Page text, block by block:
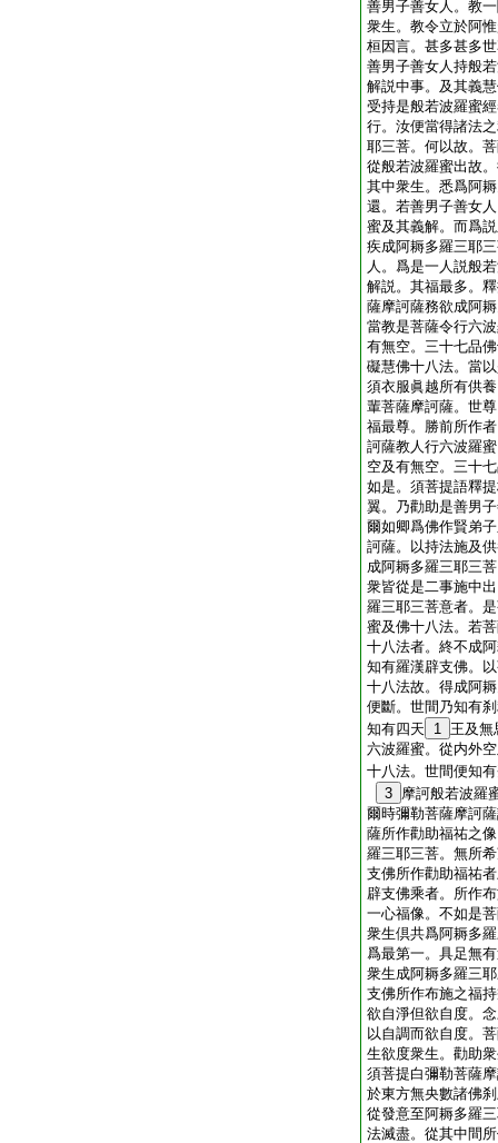
善男子善女人。教
衆生。教令立於阿
桓因言。甚多甚多
善男子善女人持般
解説中事。及其義
受持是般若波羅蜜
行。汝便當得諸法
耶三菩。何以故。
從般若波羅蜜出故
其中衆生。悉爲阿
還。若善男子善女
蜜及其義解。而爲
疾成阿耨多羅三耶
人。爲是一人説般
解説。其福最多。
薩摩訶薩務欲成阿
當教是菩薩令行六
有無空。三十七品
礙慧佛十八法。當
須衣服眞越所有供
輩菩薩摩訶薩。世
福最尊。勝前所作
訶薩教人行六波羅
空及有無空。三十
如是。須菩提語釋
翼。乃勸助是善男
爾如卿爲佛作賢弟
訶薩。以持法施及
成阿耨多羅三耶三
衆皆從是二事施中
羅三耶三菩意者。
蜜及佛十八法。若
十八法者。終不成
知有羅漢辟支佛。
十八法故。得成阿
便斷。世間乃知有
知有四天
1 王及無
六波羅蜜。從内外
十八法。世間便知
3 摩訶般若波羅
爾時彌勒菩薩摩訶
薩所作勸助福祐之
羅三耶三菩。無所
支佛所作勸助福祐
辟支佛乘者。所作
一心福像。不如是
衆生倶共爲阿耨多
爲最第一。具足無
衆生成阿耨多羅三
支佛所作布施之福
欲自淨但欲自度。
以自調而欲自度。
生欲度衆生。勸助
須菩提白彌勒菩薩
於東方無央數諸佛
從發意至阿耨多羅
法滅盡。從其中間